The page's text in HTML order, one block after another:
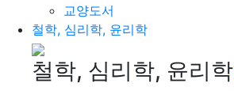
교양도서
철학, 심리학, 윤리학
철학, 심리학, 윤리학